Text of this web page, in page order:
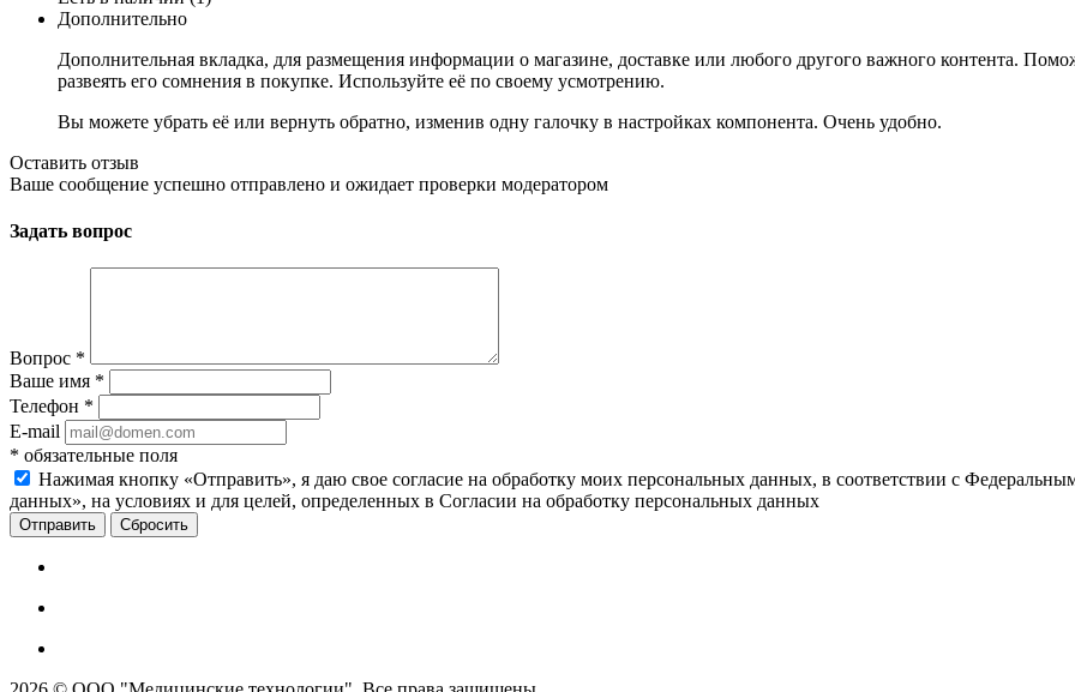
Дополнительно
Дополнительная вкладка, для размещения информации о магазине, доставке или любого другого важного контента.
развеять его сомнения в покупке. Используйте её по своему усмотрению.
Вы можете убрать её или вернуть обратно, изменив одну галочку в настройках компонента. Очень удобно.
Оставить отзыв
Ваше сообщение успешно отправлено и ожидает проверки модератором
Задать вопрос
Вопрос *
Ваше имя *
Телефон *
E-mail
* обязательные поля
Нажимая кнопку «Отправить», я даю свое согласие на обработку моих персональных данных, в соответствии с
данных», на условиях и для целей, определенных в Согласии на обработку персональных данных
Сбросить